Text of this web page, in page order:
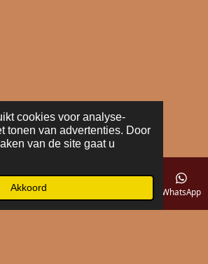
cookies voor analyse-
tonen van advertenties. Door
van de site gaat u
Akkoord
Telefoonnummer WhatsApp